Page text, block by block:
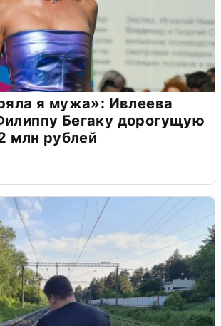
я мужа»: Ивлеева
Бегаку дорогущую
млн рублей